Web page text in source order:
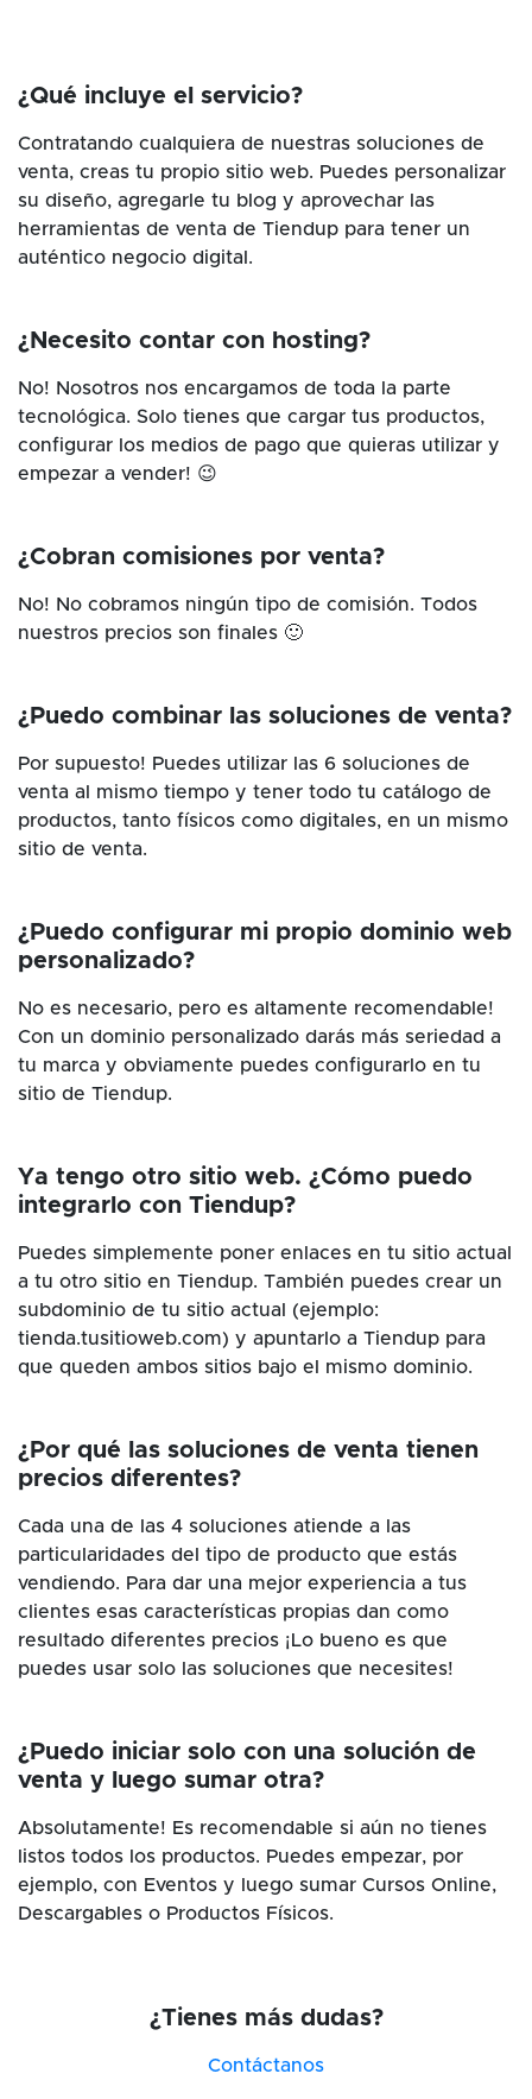
¿Qué incluye el servicio?
Contratando cualquiera de nuestras soluciones de
venta, creas tu propio sitio web. Puedes personalizar
su diseño, agregarle tu blog y aprovechar las
herramientas de venta de Tiendup para tener un
auténtico negocio digital.
¿Necesito contar con hosting?
No! Nosotros nos encargamos de toda la parte
tecnológica. Solo tienes que cargar tus productos,
configurar los medios de pago que quieras utilizar y
empezar a vender! 😉
¿Cobran comisiones por venta?
No! No cobramos ningún tipo de comisión. Todos
nuestros precios son finales 🙂
¿Puedo combinar las soluciones de venta?
Por supuesto! Puedes utilizar las 6 soluciones de
venta al mismo tiempo y tener todo tu catálogo de
productos, tanto físicos como digitales, en un mismo
sitio de venta.
¿Puedo configurar mi propio dominio web
personalizado?
No es necesario, pero es altamente recomendable!
Con un dominio personalizado darás más seriedad a
tu marca y obviamente puedes configurarlo en tu
sitio de Tiendup.
Ya tengo otro sitio web. ¿Cómo puedo
integrarlo con Tiendup?
Puedes simplemente poner enlaces en tu sitio actual
a tu otro sitio en Tiendup. También puedes crear un
subdominio de tu sitio actual (ejemplo:
tienda.tusitioweb.com) y apuntarlo a Tiendup para
que queden ambos sitios bajo el mismo dominio.
¿Por qué las soluciones de venta tienen
precios diferentes?
Cada una de las 4 soluciones atiende a las
particularidades del tipo de producto que estás
vendiendo. Para dar una mejor experiencia a tus
clientes esas características propias dan como
resultado diferentes precios ¡Lo bueno es que
puedes usar solo las soluciones que necesites!
¿Puedo iniciar solo con una solución de
venta y luego sumar otra?
Absolutamente! Es recomendable si aún no tienes
listos todos los productos. Puedes empezar, por
ejemplo, con Eventos y luego sumar Cursos Online,
Descargables o Productos Físicos.
¿Tienes más dudas?
Contáctanos